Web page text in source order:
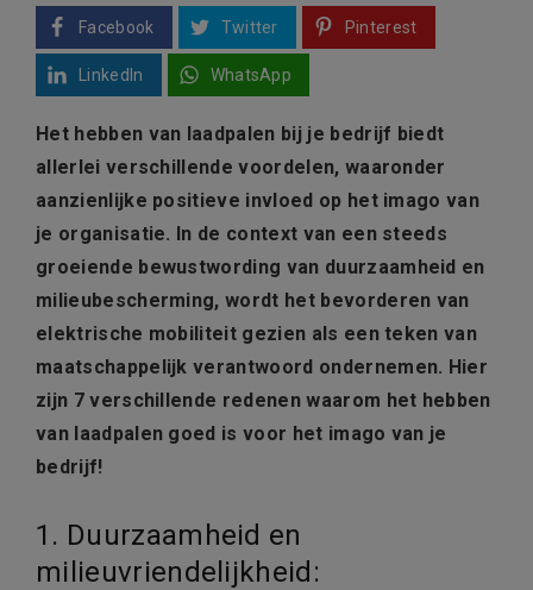
Facebook Twitter Pinterest
LinkedIn WhatsApp
Het hebben van laadpalen bij je bedrijf biedt
allerlei verschillende voordelen, waaronder
aanzienlijke positieve invloed op het imago van
je organisatie. In de context van een steeds
groeiende bewustwording van duurzaamheid en
milieubescherming, wordt het bevorderen van
elektrische mobiliteit gezien als een teken van
maatschappelijk verantwoord ondernemen. Hier
zijn 7 verschillende redenen waarom het hebben
van laadpalen goed is voor het imago van je
bedrijf!
1. Duurzaamheid en
milieuvriendelijkheid: